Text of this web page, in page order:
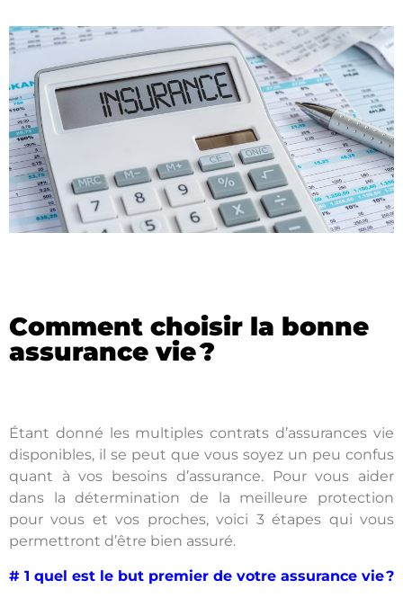
Comment choisir la bonne
assurance vie ?
Étant donné les multiples contrats d’assurances vie
disponibles, il se peut que vous soyez un peu confus
quant à vos besoins d’assurance. Pour vous aider
dans la détermination de la meilleure protection
pour vous et vos proches, voici 3 étapes qui vous
permettront d’être bien assuré.
# 1 quel est le but premier de votre assurance vie ?